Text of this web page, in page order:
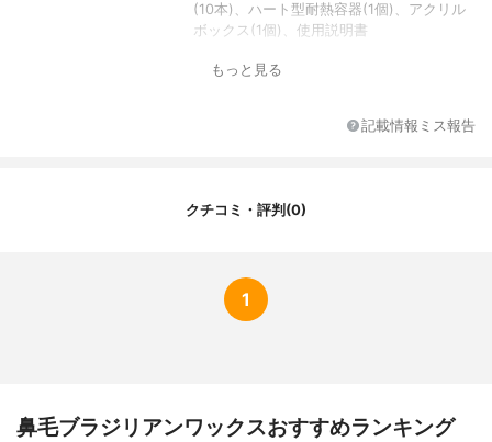
(10本)、ハート型耐熱容器(1個)、アクリル
ボックス(1個)、使用説明書
もっと見る
記載情報ミス報告
クチコミ・評判(0)
1
鼻毛ブラジリアンワックスおすすめランキング